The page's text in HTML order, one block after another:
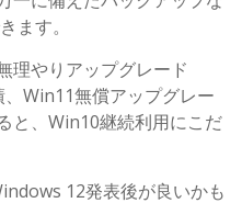
ます。
理やりアップグレード
Win11無償アップグレー
と、Win10継続利用にこだ
12発表後が良いかも